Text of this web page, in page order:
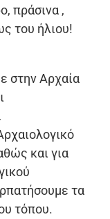
πράσινα ,
του ήλιου!
στην Αρχαία
και για
τα
τόπου.